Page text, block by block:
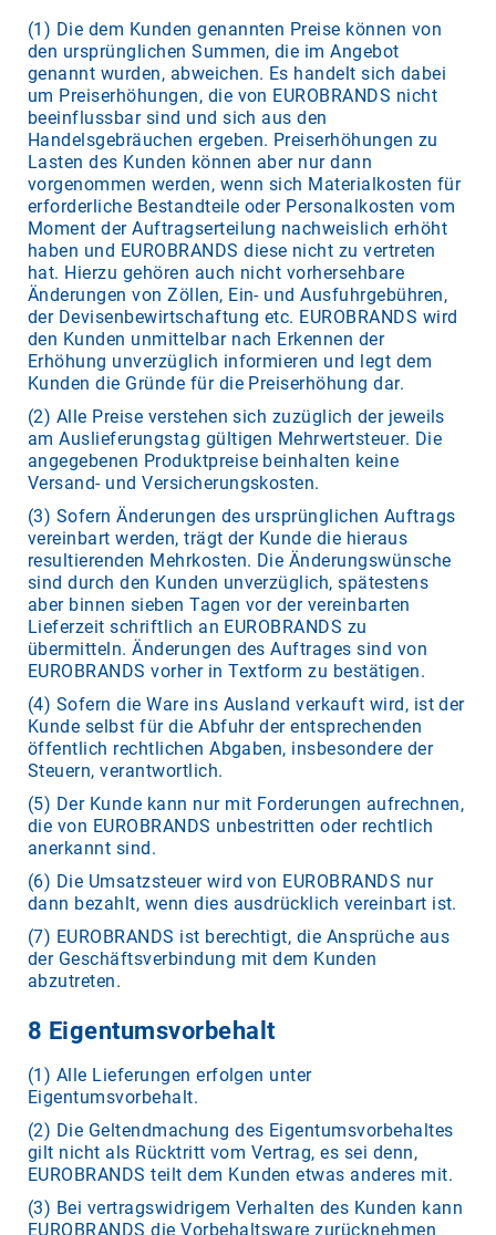
(1) Die dem Kunden genannten Preise können von
den ursprünglichen Summen, die im Angebot
genannt wurden, abweichen. Es handelt sich dabei
um Preiserhöhungen, die von EUROBRANDS nicht
beeinflussbar sind und sich aus den
Handelsgebräuchen ergeben. Preiserhöhungen zu
Lasten des Kunden können aber nur dann
vorgenommen werden, wenn sich Materialkosten für
erforderliche Bestandteile oder Personalkosten vom
Moment der Auftragserteilung nachweislich erhöht
haben und EUROBRANDS diese nicht zu vertreten
hat. Hierzu gehören auch nicht vorhersehbare
Änderungen von Zöllen, Ein- und Ausfuhrgebühren,
der Devisenbewirtschaftung etc. EUROBRANDS wird
den Kunden unmittelbar nach Erkennen der
Erhöhung unverzüglich informieren und legt dem
Kunden die Gründe für die Preiserhöhung dar.
(2) Alle Preise verstehen sich zuzüglich der jeweils
am Auslieferungstag gültigen Mehrwertsteuer. Die
angegebenen Produktpreise beinhalten keine
Versand- und Versicherungskosten.
(3) Sofern Änderungen des ursprünglichen Auftrags
vereinbart werden, trägt der Kunde die hieraus
resultierenden Mehrkosten. Die Änderungswünsche
sind durch den Kunden unverzüglich, spätestens
aber binnen sieben Tagen vor der vereinbarten
Lieferzeit schriftlich an EUROBRANDS zu
übermitteln. Änderungen des Auftrages sind von
EUROBRANDS vorher in Textform zu bestätigen.
(4) Sofern die Ware ins Ausland verkauft wird, ist der
Kunde selbst für die Abfuhr der entsprechenden
öffentlich rechtlichen Abgaben, insbesondere der
Steuern, verantwortlich.
(5) Der Kunde kann nur mit Forderungen aufrechnen,
die von EUROBRANDS unbestritten oder rechtlich
anerkannt sind.
(6) Die Umsatzsteuer wird von EUROBRANDS nur
dann bezahlt, wenn dies ausdrücklich vereinbart ist.
(7) EUROBRANDS ist berechtigt, die Ansprüche aus
der Geschäftsverbindung mit dem Kunden
abzutreten.
8 Eigentumsvorbehalt
(1) Alle Lieferungen erfolgen unter
Eigentumsvorbehalt.
(2) Die Geltendmachung des Eigentumsvorbehaltes
gilt nicht als Rücktritt vom Vertrag, es sei denn,
EUROBRANDS teilt dem Kunden etwas anderes mit.
(3) Bei vertragswidrigem Verhalten des Kunden kann
EUROBRANDS die Vorbehaltsware zurücknehmen